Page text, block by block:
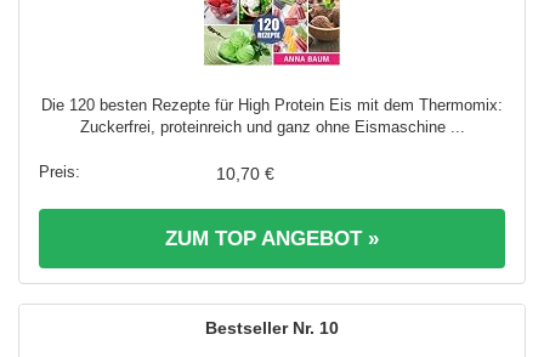
Die 120 besten Rezepte für High Protein Eis mit dem Thermomix:
Zuckerfrei, proteinreich und ganz ohne Eismaschine ...
10,70 €
ZUM TOP ANGEBOT »
10